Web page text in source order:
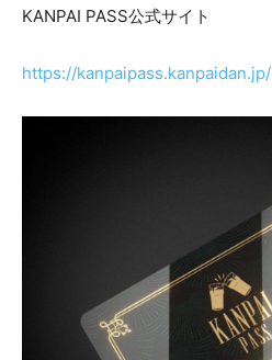
KANPAI PASS公式サイト
https://kanpaipass.kanpaidan.jp/